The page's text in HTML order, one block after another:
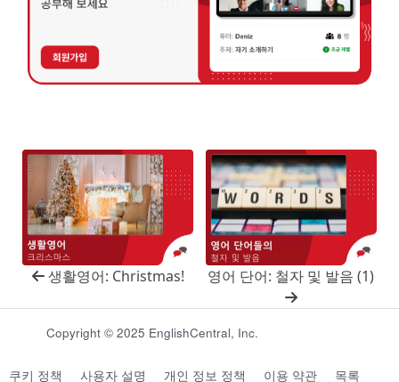
생활영어: Christmas! 영어 단어: 철자 및 발음 (1)
Copyright © 2025 EnglishCentral, Inc.
쿠키 정책 사용자 설명 개인 정보 정책 이용 약관 목록